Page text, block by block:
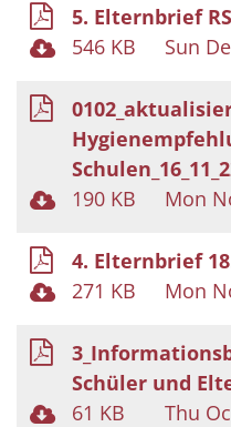
5. Elternbrief RS
546 KB
Sun
190 KB
Mon
4. Elternbrief
271 KB
Mon
Schüler und
61 KB
Thu